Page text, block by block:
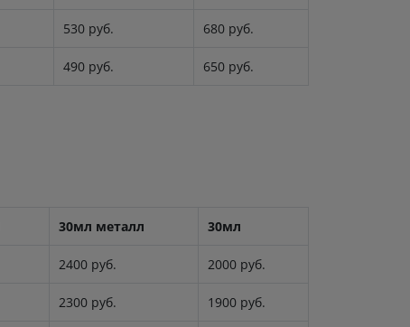
530 руб. 680 руб.
490 руб. 650 руб.
30мл металл 30мл
2400 руб. 2000 руб.
2300 руб. 1900 руб.